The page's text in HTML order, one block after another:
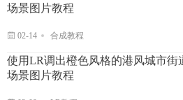
场景图片教程
02-14 合成教程
使用LR调出橙色风格的港风城市街
场景图片教程